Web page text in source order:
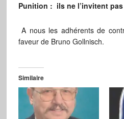
Punition : ils ne l’invitent
A nous les adhérents de
faveur de Bruno Gollnisch.
Similaire